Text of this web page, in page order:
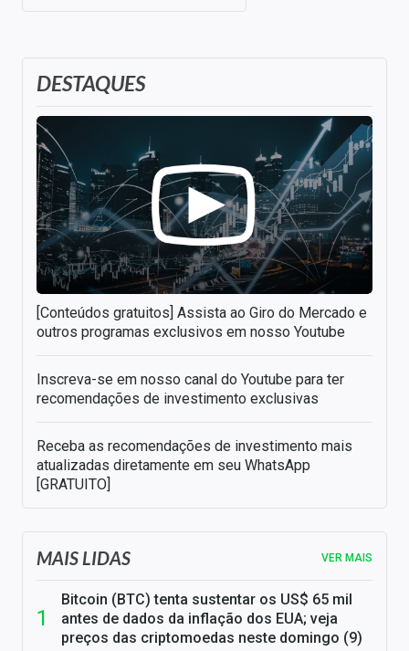
DESTAQUES
[Conteúdos gratuitos] Assista ao Giro do Mercado e
outros programas exclusivos em nosso Youtube
Inscreva-se em nosso canal do Youtube para ter
recomendações de investimento exclusivas
Receba as recomendações de investimento mais
atualizadas diretamente em seu WhatsApp
[GRATUITO]
MAIS LIDAS VER MAIS
Bitcoin (BTC) tenta sustentar os US$ 65 mil
antes de dados da inflação dos EUA; veja
preços das criptomoedas neste domingo (9)